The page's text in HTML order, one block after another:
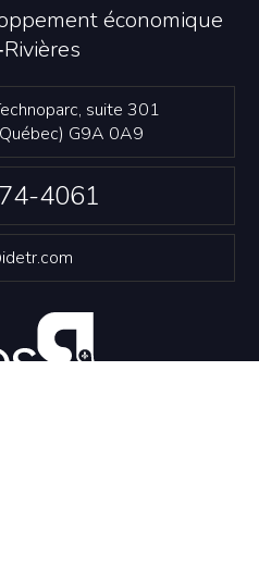
économique
suite 301
G9A 0A9
4061